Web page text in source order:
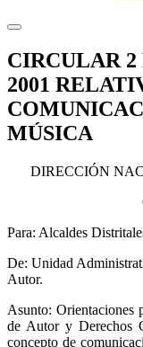
CIRCULAR 2
2001
MÚSICA
DIRECCIÓN
Para: Alcaldes
De: Unidad
Autor.
Asunto: Orientaciones
de Autor y Derechos
concepto de